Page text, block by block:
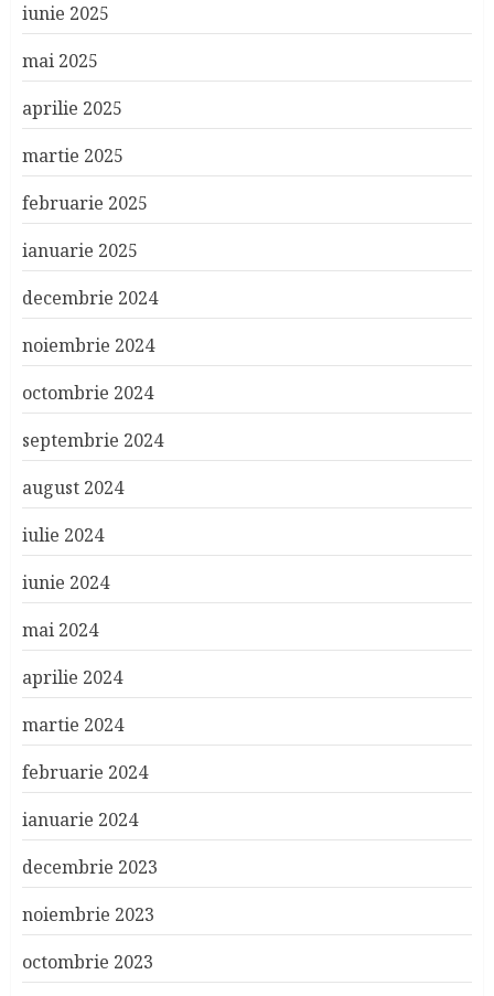
iunie 2025
mai 2025
aprilie 2025
martie 2025
februarie 2025
ianuarie 2025
decembrie 2024
noiembrie 2024
octombrie 2024
septembrie 2024
august 2024
iulie 2024
iunie 2024
mai 2024
aprilie 2024
martie 2024
februarie 2024
ianuarie 2024
decembrie 2023
noiembrie 2023
octombrie 2023